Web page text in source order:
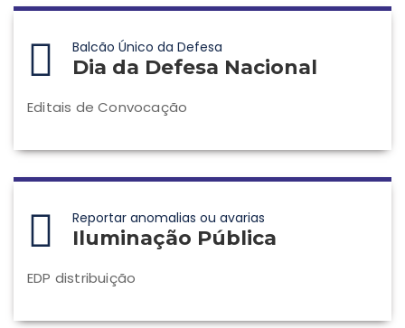
Balcão Único da Defesa
Dia da Defesa Nacional
Editais de Convocação
Reportar anomalias ou avarias
Iluminação Pública
EDP distribuição